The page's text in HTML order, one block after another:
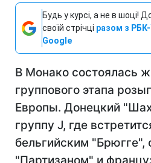
Будь у курсі, а не в шоці!
своїй стрічці разом з РБК-
Google
В Монако состоялась
группового этапа
Европы. Донецкий
группу J, где
бельгийским "Брюгге",